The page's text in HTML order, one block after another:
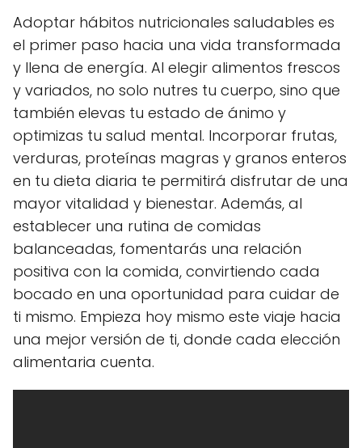
Adoptar hábitos nutricionales saludables es
el primer paso hacia una vida transformada
y llena de energía. Al elegir alimentos frescos
y variados, no solo nutres tu cuerpo, sino que
también elevas tu estado de ánimo y
optimizas tu salud mental. Incorporar frutas,
verduras, proteínas magras y granos enteros
en tu dieta diaria te permitirá disfrutar de una
mayor vitalidad y bienestar. Además, al
establecer una rutina de comidas
balanceadas, fomentarás una relación
positiva con la comida, convirtiendo cada
bocado en una oportunidad para cuidar de
ti mismo. Empieza hoy mismo este viaje hacia
una mejor versión de ti, donde cada elección
alimentaria cuenta.